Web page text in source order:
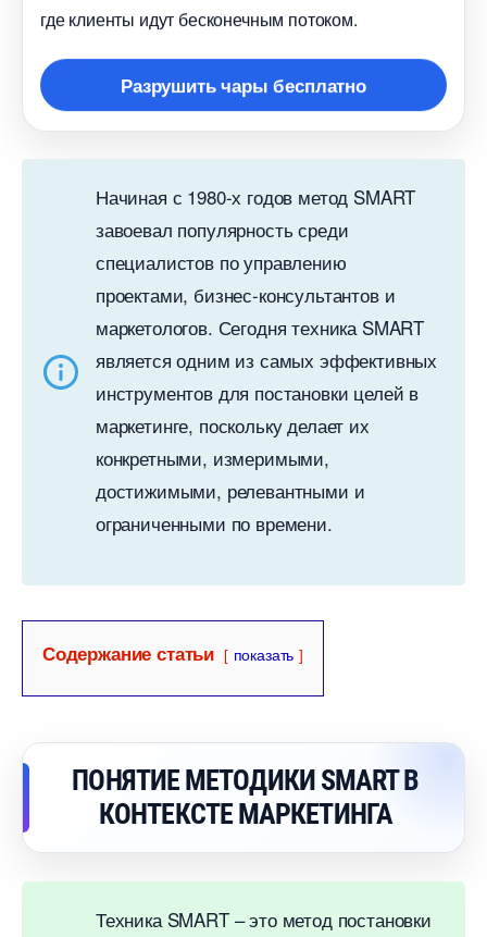
де клиенты идут бесконечным потоком.
Разрушить чары бесплатно
Начиная с 1980-х годов метод SMART
завоевал популярность среди
специалистов по управлению
проектами, бизнес-консультантов и
маркетологов. Сегодня техника SMART
является одним из самых эффективных
инструментов для постановки целей
маркетинге, поскольку делает их
конкретными, измеримыми,
достижимыми, релевантными и
ограниченными по времени.
Содержание статьи показать
ПОНЯТИЕ МЕТОДИКИ SMART
КОНТЕКСТЕ МАРКЕТИНГА
Техника SMART – это метод постановки